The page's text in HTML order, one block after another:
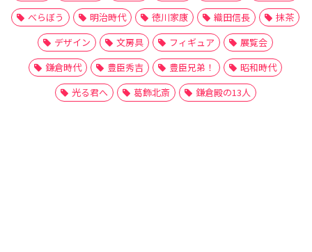
べらぼう
明治時代 徳川家康 織田信長
抹茶
デザイン
文房具 フィギュア
展覧会
鎌倉時代
豊臣秀吉 豊臣兄弟！
昭和時代
光る君へ
葛飾北斎 鎌倉殿の13人